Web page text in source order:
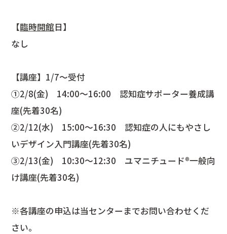
【臨時開館日】
なし
【講座】1/7～受付
①2/8(金) 14:00～16:00 認知症サポーター養成講
座(先着30名)
②2/12(水) 15:00～16:30 認知症の人にもやさし
いデザイン入門講座(先着30名)
③2/13(金) 10:30～12:30 ユマニチュード®一般向
け講座(先着30名)
※各講座の申込は当センターまでお問い合わせくだ
さい。